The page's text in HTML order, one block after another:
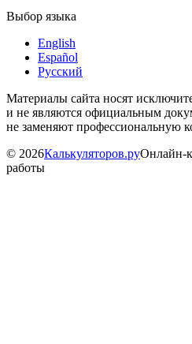
Выбор языка
English
Español
Русский
Материалы сайта носят
и не являются официальным
не заменяют профессиональную
© 2026Калькуляторов.руОнлайн-
работы